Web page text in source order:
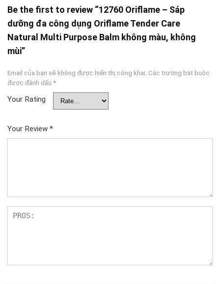
Be the first to review “12760 Oriflame – Sáp
dưỡng đa công dụng Oriflame Tender Care
Natural Multi Purpose Balm không màu, không
mùi”
Email của bạn sẽ không được hiển thị công khai. Các trường bắt buộc
được đánh dấu *
Your Rating
Your Review *